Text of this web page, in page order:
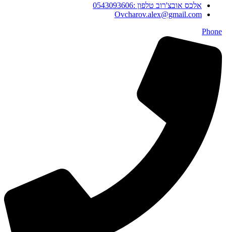
אלכס אובצ'רוב טלפון :0543093606
Ovcharov.alex@gmail.com
Phone